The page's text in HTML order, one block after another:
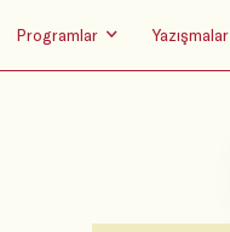
Programlar Yazışmalar